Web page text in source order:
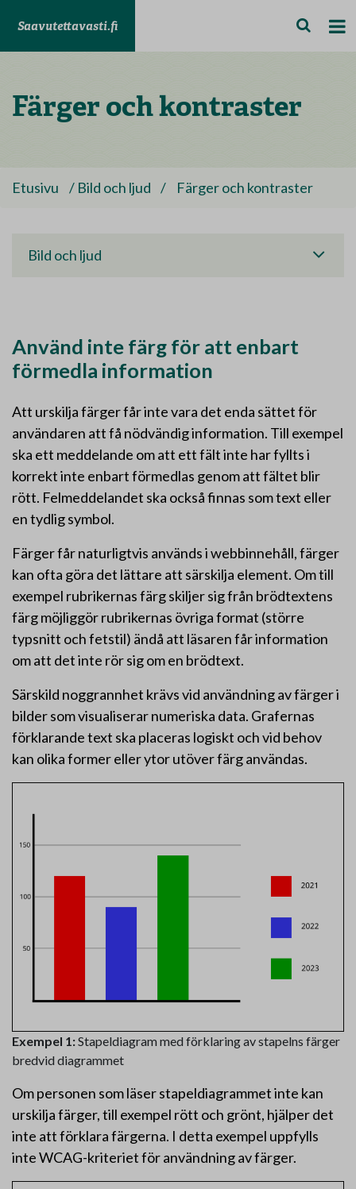
Saavutettavasti.fi
Färger och kontraster
Etusivu / Bild och ljud / Färger och kontraster
Bild och ljud
Använd inte färg för att enbart
förmedla information
Att urskilja färger får inte vara det enda sättet för
användaren att få nödvändig information. Till exempel
ska ett meddelande om att ett fält inte har fyllts i
korrekt inte enbart förmedlas genom att fältet blir
rött. Felmeddelandet ska också finnas som text eller
en tydlig symbol.
Färger får naturligtvis används i webbinnehåll, färger
kan ofta göra det lättare att särskilja element. Om till
exempel rubrikernas färg skiljer sig från brödtextens
färg möjliggör rubrikernas övriga format (större
typsnitt och fetstil) ändå att läsaren får information
om att det inte rör sig om en brödtext.
Särskild noggrannhet krävs vid användning av färger i
bilder som visualiserar numeriska data. Grafernas
förklarande text ska placeras logiskt och vid behov
kan olika former eller ytor utöver färg användas.
Exempel 1:Stapeldiagram med förklaring av stapelns färger
bredvid diagrammet
Om personen som läser stapeldiagrammet inte kan
urskilja färger, till exempel rött och grönt, hjälper det
inte att förklara färgerna. I detta exempel uppfylls
inte WCAG-kriteriet för användning av färger.